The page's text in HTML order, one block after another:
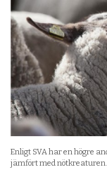
OM OSS
Enligt SVA har en högre
jämfört med nötkreaturen.